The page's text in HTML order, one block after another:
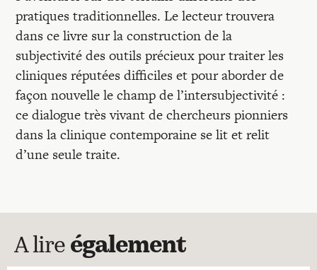
pratiques traditionnelles. Le lecteur trouvera
dans ce livre sur la construction de la
subjectivité des outils précieux pour traiter les
cliniques réputées difficiles et pour aborder de
façon nouvelle le champ de l’inter­subjectivité :
ce dialogue très vivant de chercheurs pionniers
dans la clinique contemporaine se lit et relit
d’une seule traite.
A lire également